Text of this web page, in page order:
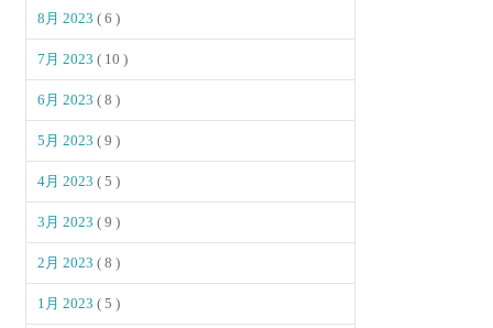
8月 2023( 6 )
7月 2023( 10 )
6月 2023( 8 )
5月 2023( 9 )
4月 2023( 5 )
3月 2023( 9 )
2月 2023( 8 )
1月 2023( 5 )